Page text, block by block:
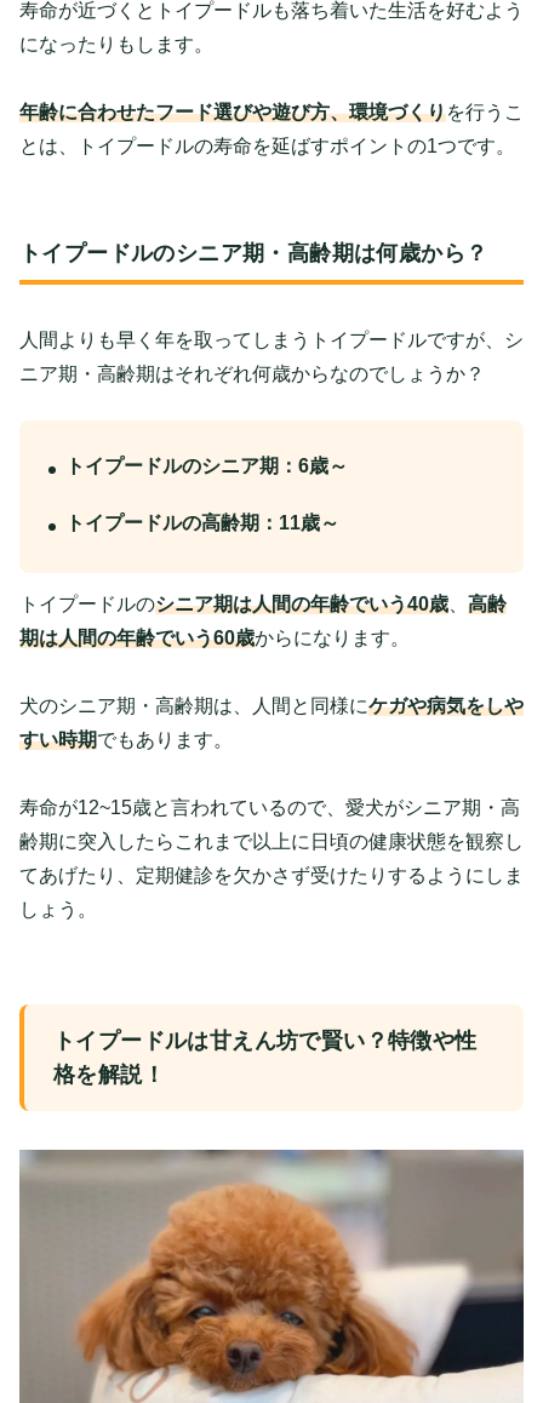
寿命が近づくとトイプードルも落ち着いた生活を好むよう
になったりもします。
年齢に合わせたフード選びや遊び方、環境づくりを行うこ
とは、トイプードルの寿命を延ばすポイントの1つです。
トイプードルのシニア期・高齢期は何歳から？
人間よりも早く年を取ってしまうトイプードルですが、シ
ニア期・高齢期はそれぞれ何歳からなのでしょうか？
トイプードルのシニア期：6歳～
トイプードルの高齢期：11歳～
トイプードルのシニア期は人間の年齢でいう40歳
高齢
期は人間の年齢でいう60歳からになります。
犬のシニア期・高齢期は、人間と同様にケガや病気をしや
すい時期でもあります。
寿命が12~15歳と言われているので、愛犬がシニア期・高
齢期に突入したらこれまで以上に日頃の健康状態を観察し
てあげたり、定期健診を欠かさず受けたりするようにしま
しょう。
トイプードルは甘えん坊で賢い？特徴や性
格を解説！